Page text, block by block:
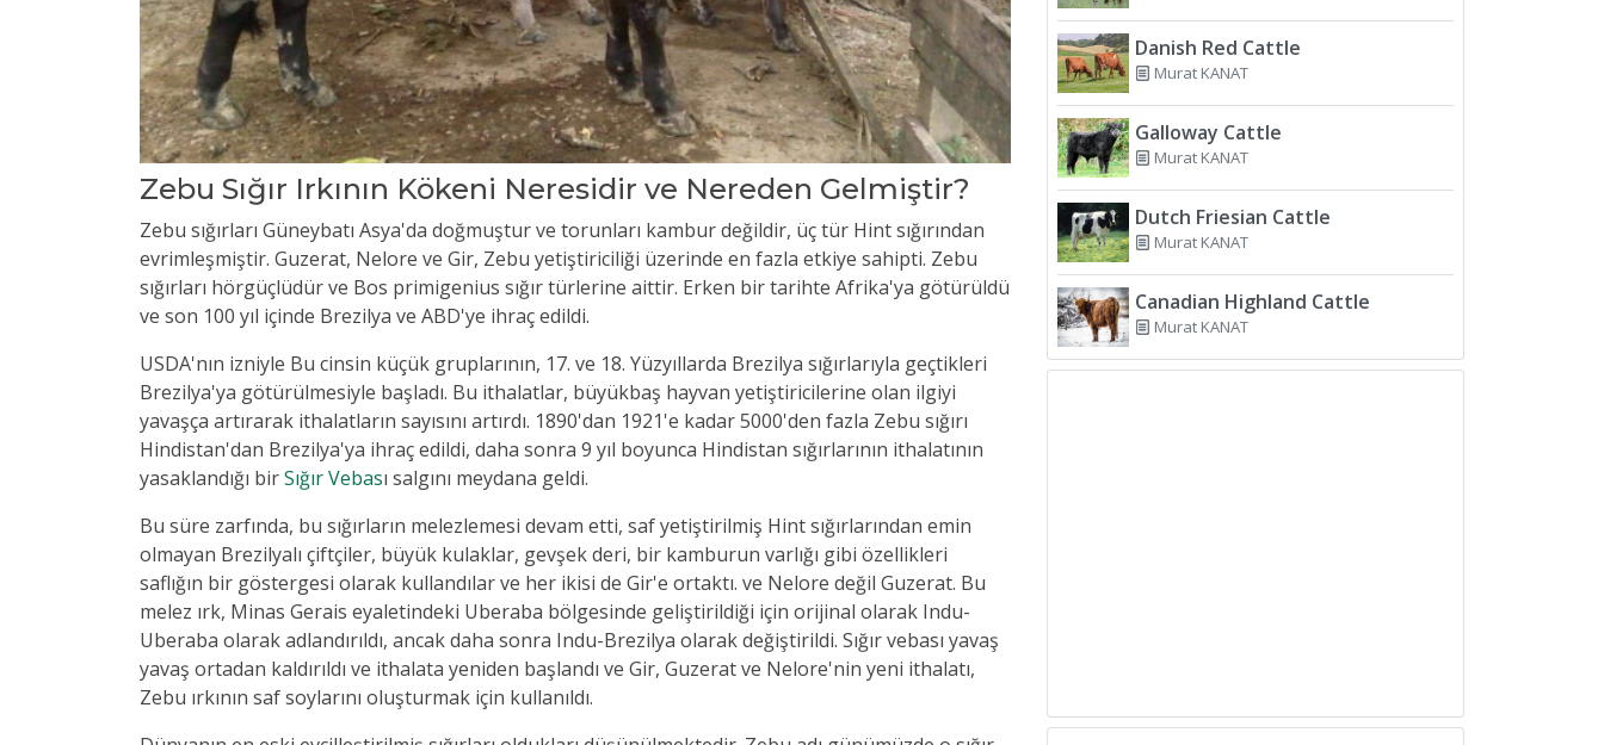
Zebu Sığır Irkının Kökeni Neresidir ve Nereden Gelmiştir?
Zebu sığırları Güneybatı Asya'da doğmuştur ve torunları kambur değildir, üç tür Hint sığırından
evrimleşmiştir. Guzerat, Nelore ve Gir, Zebu yetiştiriciliği üzerinde en fazla etkiye sahipti. Zebu
sığırları hörgüçlüdür ve Bos primigenius sığır türlerine aittir. Erken bir tarihte Afrika'ya götürüldü
ve son 100 yıl içinde Brezilya ve ABD'ye ihraç edildi.
USDA'nın izniyle Bu cinsin küçük gruplarının, 17. ve 18. Yüzyıllarda Brezilya sığırlarıyla geçtikleri
Brezilya'ya götürülmesiyle başladı. Bu ithalatlar, büyükbaş hayvan yetiştiricilerine olan ilgiyi
yavaşça artırarak ithalatların sayısını artırdı. 1890'dan 1921'e kadar 5000'den fazla Zebu sığırı
Hindistan'dan Brezilya'ya ihraç edildi, daha sonra 9 yıl boyunca Hindistan sığırlarının ithalatının
yasaklandığı birSığır Vebası salgını meydana geldi.
Bu süre zarfında, bu sığırların melezlemesi devam etti, saf yetiştirilmiş Hint sığırlarından emin
olmayan Brezilyalı çiftçiler, büyük kulaklar, gevşek deri, bir kamburun varlığı gibi özellikleri
saflığın bir göstergesi olarak kullandılar ve her ikisi de Gir'e ortaktı. ve Nelore değil Guzerat. Bu
melez ırk, Minas Gerais eyaletindeki Uberaba bölgesinde geliştirildiği için orijinal olarak Indu-
Uberaba olarak adlandırıldı, ancak daha sonra Indu-Brezilya olarak değiştirildi. Sığır vebası yavaş
yavaş ortadan kaldırıldı ve ithalata yeniden başlandı ve Gir, Guzerat ve Nelore'nin yeni ithalatı,
Zebu ırkının saf soylarını oluşturmak için kullanıldı.
Danish Red Cattle
Murat KANAT
Galloway Cattle
Murat KANAT
Dutch Friesian Cattle
Murat KANAT
Canadian Highland Cattle
Murat KANAT